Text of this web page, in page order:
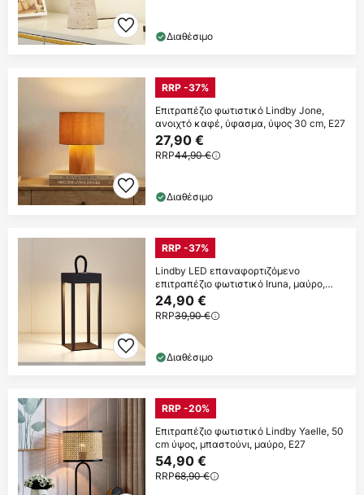
Διαθέσιμο
RRP -37%
Επιτραπέζιο φωτιστικό Lindby Jone,
ανοιχτό καφέ, ύφασμα, ύψος 30 cm, E27
27,90 €
RRP44,90 €
Διαθέσιμο
RRP -37%
Lindby LED επαναφορτιζόμενο
επιτραπέζιο φωτιστικό Iruna, μαύρο,
μεταλλικό,
24,90 €
RRP39,90 €
Διαθέσιμο
RRP -20%
Επιτραπέζιο φωτιστικό Lindby Yaelle, 50
cm ύψος, μπαστούνι, μαύρο, E27
54,90 €
RRP68,90 €